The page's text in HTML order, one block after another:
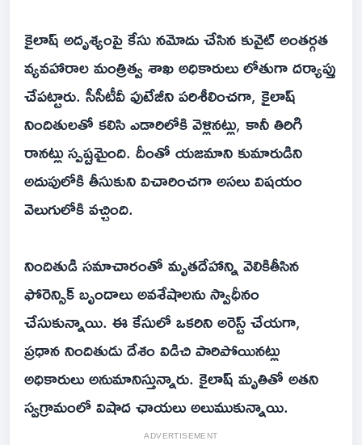
కైలాష్ అదృశ్యంపై కేసు నమోదు చేసిన కువైట్ అంతర్గత
వ్యవహారాల మంత్రిత్వ శాఖ అధికారులు లోతుగా దర్యాప్తు
చేపట్టారు. సీసీటీవీ ఫుటేజీని పరిశీలించగా, కైలాష్
నిందితులతో కలిసి ఎడారిలోకి వెళ్లినట్లు, కానీ తిరిగి
రానట్లు స్పష్టమైంది. దీంతో యజమాని కుమారుడిని
అదుపులోకి తీసుకుని విచారించగా అసలు విషయం
వెలుగులోకి వచ్చింది.
నిందితుడి సమాచారంతో మృతదేహాన్ని వెలికితీసిన
ఫోరెన్సిక్ బృందాలు అవశేషాలను స్వాధీనం
చేసుకున్నాయి. ఈ కేసులో ఒకరిని అరెస్ట్ చేయగా,
ప్రధాన నిందితుడు దేశం విడిచి పారిపోయినట్లు
అధికారులు అనుమానిస్తున్నారు. కైలాష్ మృతితో అతని
స్వగ్రామంలో విషాద ఛాయలు అలుముకున్నాయి.
ADVERTISEMENT